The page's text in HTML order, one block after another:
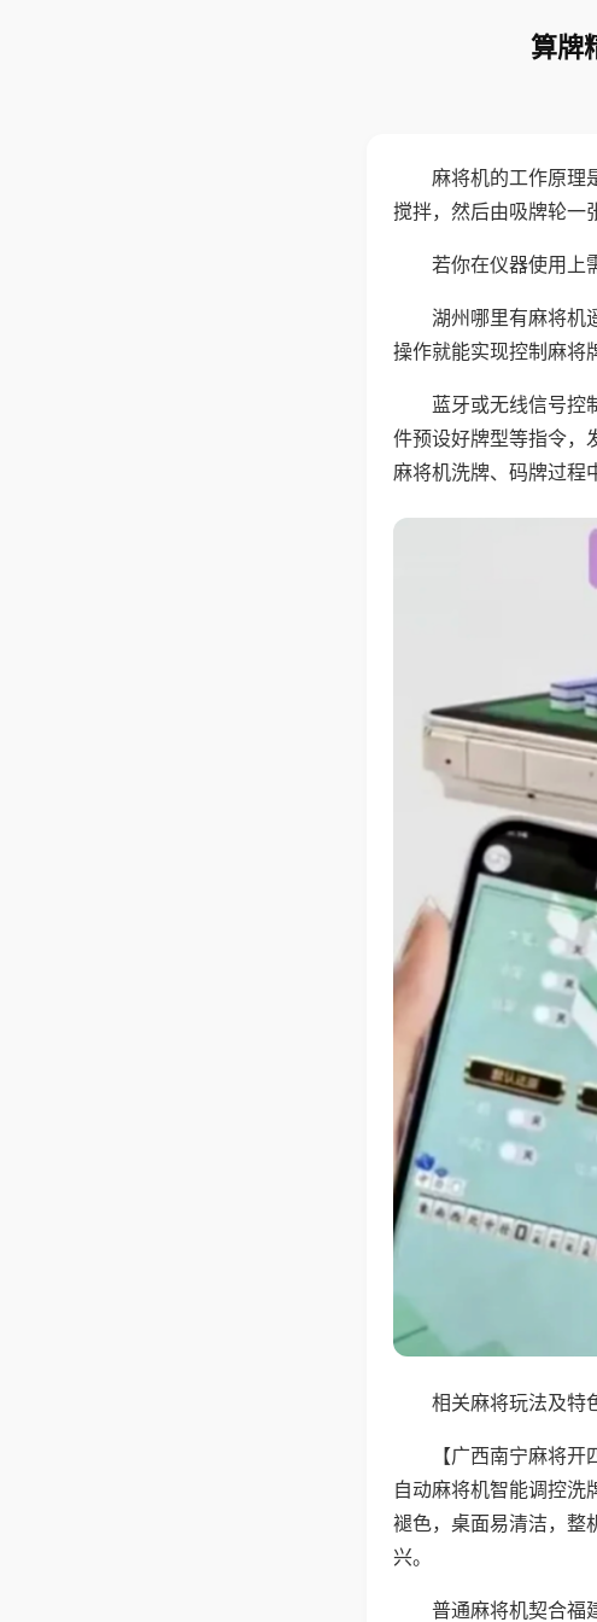
算牌
麻将机的工作原理
搅拌，然后由吸牌轮一
若你在仪器使用上
湖州哪里有麻将机
操作就能实现控制麻将
蓝牙或无线信号控
件预设好牌型等指令，
麻将机洗牌、码牌过程
相关麻将玩法及特
【广西南宁麻将
自动麻将机智能调控洗
褪色，桌面易清洁，整
兴。
普通麻将机契合福